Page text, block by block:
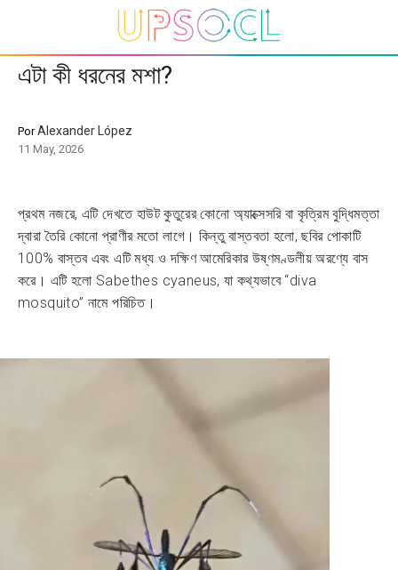
এটা কী ধরনের মশা?
PorAlexander López
11 May, 2026
প্রথম নজরে, এটি দেখতে হাউট কুতুরের কোনো অ্যাক্সেসরি বা কৃত্রিম বুদ্ধিমত্তা
দ্বারা তৈরি কোনো প্রাণীর মতো লাগে। কিন্তু বাস্তবতা হলো, ছবির পোকাটি
100% বাস্তব এবং এটি মধ্য ও দক্ষিণ আমেরিকার উষ্ণমণ্ডলীয় অরণ্যে বাস
করে। এটি হলো Sabethes cyaneus, যা কথ্যভাবে “diva
mosquito” নামে পরিচিত।